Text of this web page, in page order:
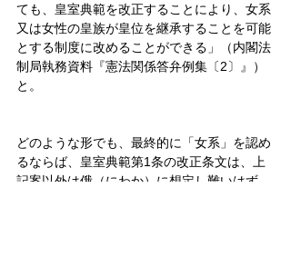
ても、皇室典範を改正することにより、女系
又は女性の皇族が皇位を継承することを可能
とする制度に改めることができる」（内閣法
制局執務資料『憲法関係答弁例集〔2〕』）
と。
どのような形でも、最終的に「女系」を認め
るならば、皇室典範第1条の改正条文は、上
記案以外は俄（にわか）に想定し難いはず